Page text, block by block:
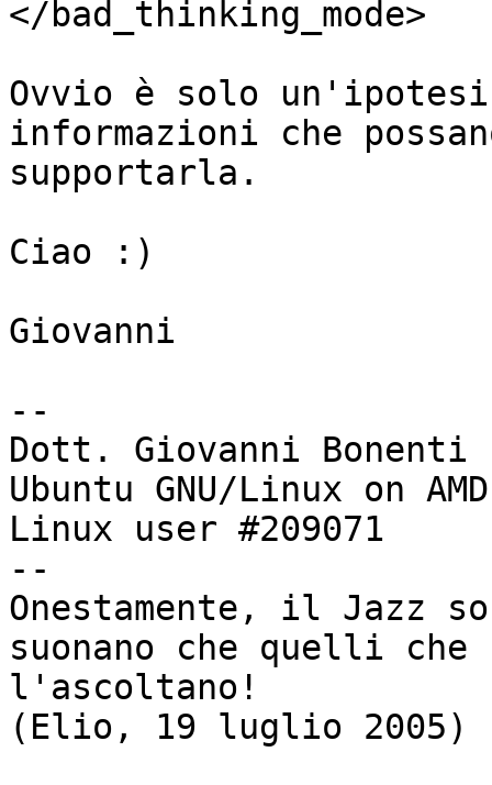
</bad_thinking_mode>
Ovvio è solo
informazioni che
supportarla.
Ciao :)
Giovanni
--
Dott. Giovanni Bonenti
Ubuntu GNU/Linux on
Linux user #209071
--
Onestamente, il Jazz
suonano che quelli che
l'ascoltano!
(Elio, 19 luglio 2005)